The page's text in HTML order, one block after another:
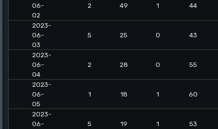
06-
02
2 49 1 44
2023-
06-
03
5 25 0 43
2023-
06-
04
2 28 0 55
2023-
06-
05
1 18 1 60
2023-
06-
5 19 1 53